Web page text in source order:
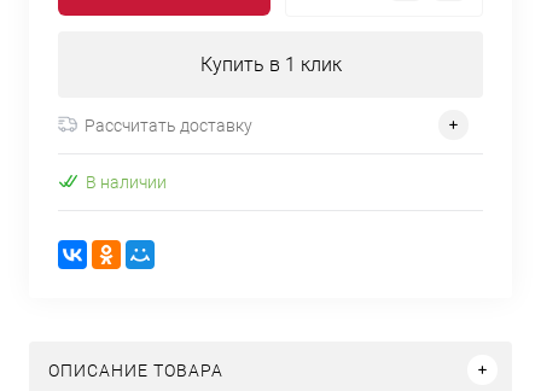
Купить в 1 клик
Рассчитать доставку
В наличии
ОПИСАНИЕ ТОВАРА